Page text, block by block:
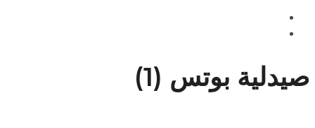
صيدلية بوتس (1)